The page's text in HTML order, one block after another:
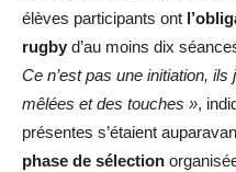
élèves participants ont
rugby d’au moins dix
Ce n’est pas une initiation,
mêlées et des touches »,
présentes s’étaient
phase de sélection